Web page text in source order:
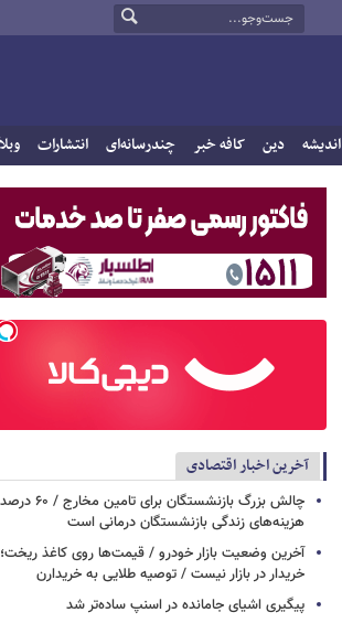
اندیشه دین کافه خبر چندرسانه‌ای انتشارات
آخرین اخبار اقتصادی
چالش بزرگ بازنشستگان برای تامین مخارج / ۶۰ درصد
هزینه‌های زندگی بازنشستگان درمانی است
آخرین وضعیت بازار خودرو / قیمت‌ها روی کاغذ ریخت؛
خریدار در بازار نیست / توصیه طلایی به خریدارن
پیگیری اشیای جامانده در اسنپ ساده‌تر شد